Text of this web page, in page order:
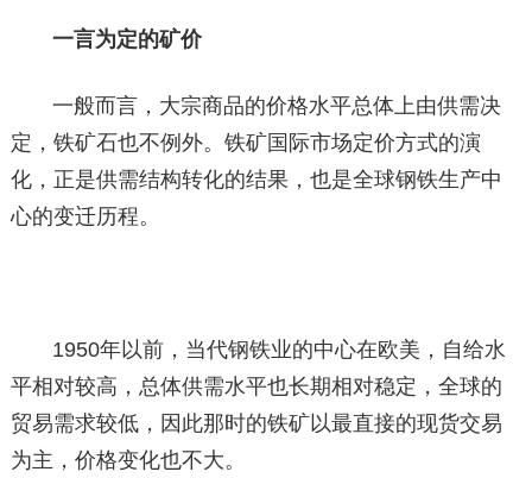
一言为定的矿价
一般而言，大宗商品的价格水平总体上由供需决
定，铁矿石也不例外。铁矿国际市场定价方式的演
化，正是供需结构转化的结果，也是全球钢铁生产中
心的变迁历程。
1950年以前，当代钢铁业的中心在欧美，自给水
平相对较高，总体供需水平也长期相对稳定，全球的
贸易需求较低，因此那时的铁矿以最直接的现货交易
为主，价格变化也不大。